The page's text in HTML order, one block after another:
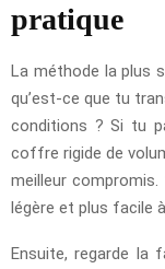
pratique
La méthode la plus
qu’est-ce que tu
conditions ? Si tu
coffre rigide de
meilleur
légère et plus facile
Ensuite, regarde la